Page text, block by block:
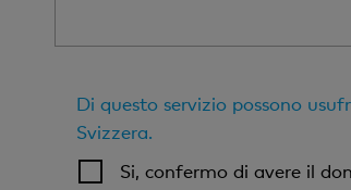
Di questo servizio possono
Svizzera.
Si, confermo di avere il